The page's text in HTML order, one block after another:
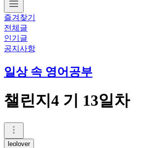
즐겨찾기
전체글
인기글
공지사항
일상 속 영어공부
챌린지4 기 13일차
leolover